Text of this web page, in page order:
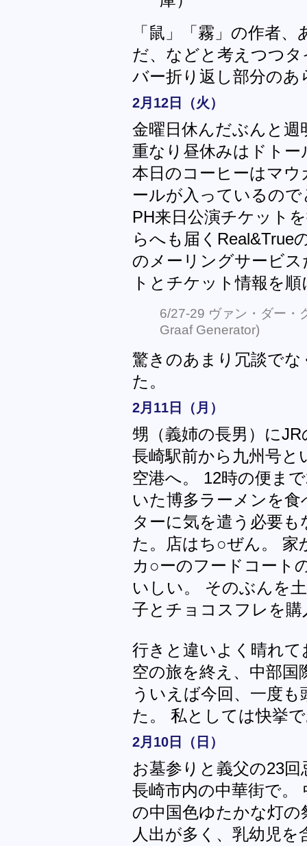
「鼠」「霧」の作者
だ、などと考えつつ
バー折り返し部分の
2月12日（火）
金曜日休んだぶんと
重なり昼休みはドトー
本日のコーヒーはマ
ールが入っているの
PH来日公演チケット
らへも届くReal&True
のメーリングサービ
トとチケット情報を
6/27-29 ヴァン・ダー・
Graaf Generator)
驚きのあまり冗談で
た。
2月11日（月）
甥（義姉の長男）に
長崎駅前から九州号と
空港へ。 12時の便ま
いた博多ラーメンを
ターに気を遣う必要
た。店はち○ぜん。 家
カ○ーのフードコート
いしい。 そのぶんを
子とチョコスフレを購
行きと違いよく晴れ
空の旅を終え、中部
ういえば今回、一度
た。 私としては快挙
2月10日（日）
お墓参りと義父の23
長崎市内の中華街で。
の中国色ゆたかな灯
人出が多く、乳幼児